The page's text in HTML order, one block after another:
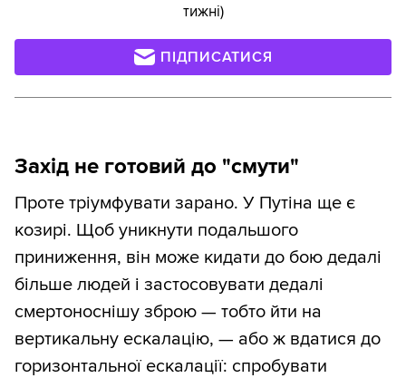
тижні)
ПІДПИСАТИСЯ
Захід не готовий до "смути"
Проте тріумфувати зарано. У Путіна ще є
козирі. Щоб уникнути подальшого
приниження, він може кидати до бою дедалі
більше людей і застосовувати дедалі
смертоноснішу зброю — тобто йти на
вертикальну ескалацію, — або ж вдатися до
горизонтальної ескалації: спробувати